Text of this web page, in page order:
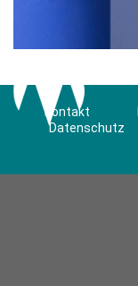
Kontakt
Datenschutz